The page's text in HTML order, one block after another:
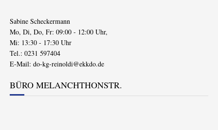
Sabine Scheckermann
Mo, Di, Do, Fr: 09:00 - 12:00 Uhr,
Mi: 13:30 - 17:30 Uhr
Tel.: 0231 597404
E-Mail: do-kg-reinoldi@ekkdo.de
BÜRO MELANCHTHONSTR.